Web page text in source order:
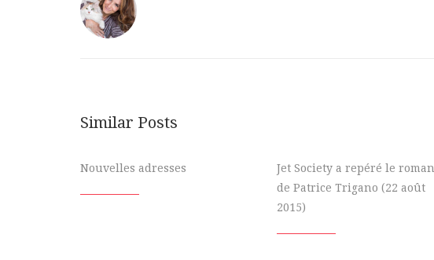
Similar Posts
Nouvelles adresses
Jet Society a repéré le roman
de Patrice Trigano (22 août
2015)